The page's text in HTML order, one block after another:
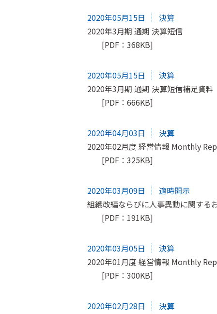
2020年05月15日
決算
2020年3月期 通期 決算短信
[PDF：368KB]
2020年05月15日
決算
2020年3月期 通期 決算短信補足資料
[PDF：666KB]
2020年04月03日
決算
2020年02月度 経営情報 Monthly
[PDF：325KB]
2020年03月09日
適時開示
組織改編ならびに人事異動に関する
[PDF：191KB]
2020年03月05日
決算
2020年01月度 経営情報 Monthly
[PDF：300KB]
2020年02月28日
決算